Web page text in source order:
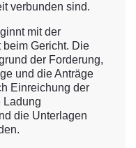
verbunden sind.
mit der
Gericht. Die
der Forderung,
und die Anträge
Einreichung der
Ladung
die Unterlagen